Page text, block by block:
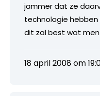
jammer dat ze
technologie hebben
dit zal best wat
18 april 2008 om